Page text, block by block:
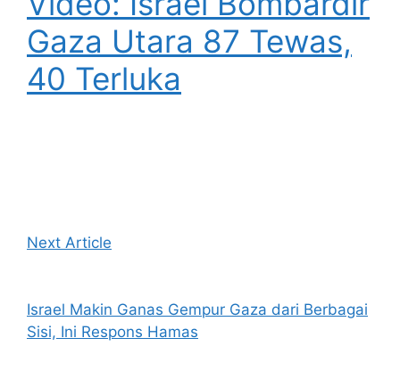
Gaza Utara 87 Tewas,
40 Terluka
Next Article
Israel Makin Ganas Gempur Gaza dari Berbagai
Sisi, Ini Respons Hamas